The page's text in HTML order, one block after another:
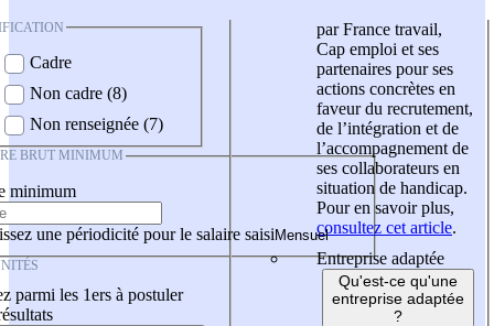
Cadre
Non cadre (8)
Non renseignée (7)
BRUT MINIMUM
minimum
une périodicité pour le salaire saisi
parmi les 1ers à postuler
par France travail,
Cap emploi et ses
partenaires pour ses
actions concrètes en
faveur du recrutement,
de l’intégration et de
l’accompagnement de
ses collaborateurs en
situation de handicap.
Pour en savoir plus,
consultez cet article.
Entreprise adaptée
Qu'est-ce qu'une
entreprise adaptée
?